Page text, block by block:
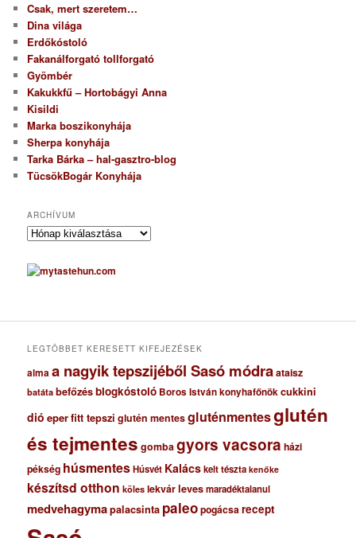
Csak, mert szeretem…
Dina világa
Erdőkóstoló
Fakanálforgató tollforgató
Gyömbér
Kakukkfű – Hortobágyi Anna
Kisildi
Marka boszikonyhája
Sherpa konyhája
Tarka Bárka – hal-gasztro-blog
TücsökBogár Konyhája
ARCHÍVUM
A
c
h
u
LEGTÖBBET KERESETT KIFEJEZÉSEK
almaa nagyik tepszijéből Sasó módraataisz
batáta befőzésblogkóstoló Boros István konyhafőnökcukkini
dió eperfitt tepszi glutén mentesgluténmentesglutén
és tejmentes gombagyors vacsora házi
pékség húsmentesHúsvét Kalácskelt tészta kenőke
készítsd otthon köles lekvárlevesmaradéktalanul
medvehagymapalacsinta paleopogácsarecept